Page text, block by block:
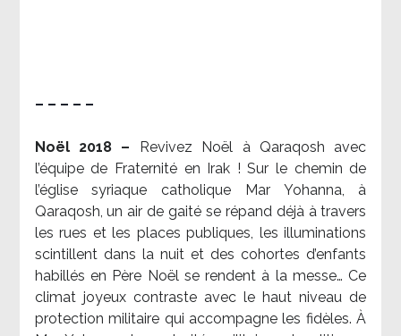
– – – – –
Noël 2018 –
Revivez Noël à Qaraqosh avec
l’équipe de Fraternité en Irak ! Sur le chemin de
l’église syriaque catholique Mar Yohanna, à
Qaraqosh, un air de gaité se répand déjà à travers
les rues et les places publiques, les illuminations
scintillent dans la nuit et des cohortes d’enfants
habillés en Père Noël se rendent à la messe… Ce
climat joyeux contraste avec le haut niveau de
protection militaire qui accompagne les fidèles. À